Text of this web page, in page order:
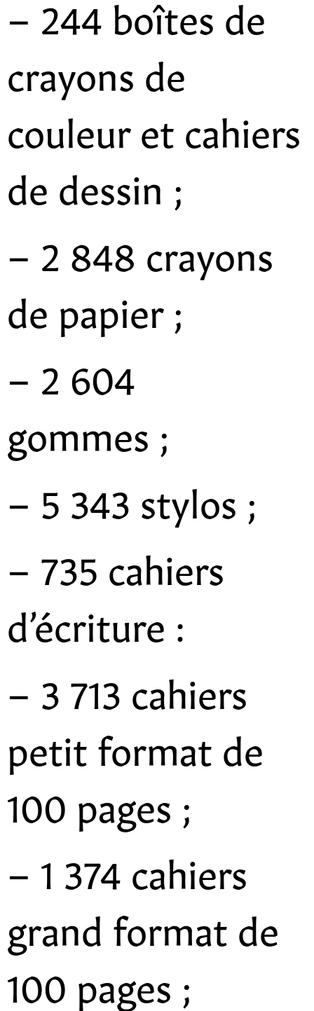
– 244 boîtes de
crayons de
couleur et cahiers
de dessin ;
– 2 848 crayons
de papier ;
– 2 604
gommes ;
– 5 343 stylos ;
– 735 cahiers
d’écriture :
– 3 713 cahiers
petit format de
100 pages ;
– 1 374 cahiers
grand format de
100 pages ;